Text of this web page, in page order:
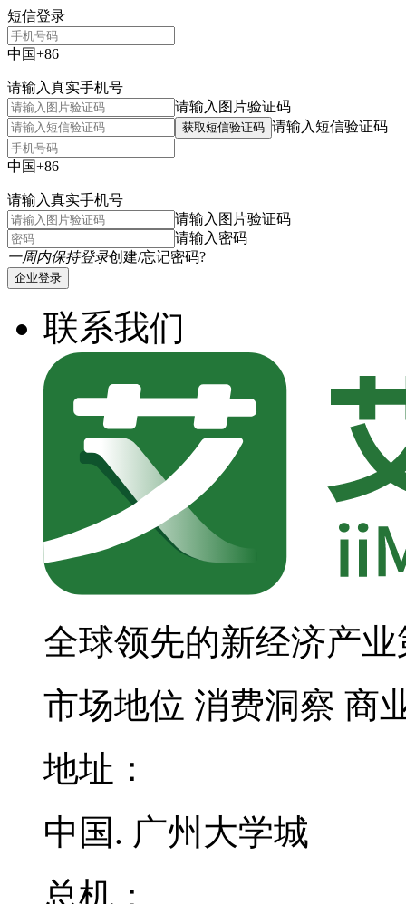
短信登录
中国+86
请输入真实手机号
请输入图片验证码
获取短信验证码 请输入短信验证码
中国+86
请输入真实手机号
请输入图片验证码
请输入密码
一周内保持登录创建/忘记密码?
企业登录
联系我们
全球领先的新经济产
市场地位 消费洞察 商
地址：
中国. 广州大学城
总机：